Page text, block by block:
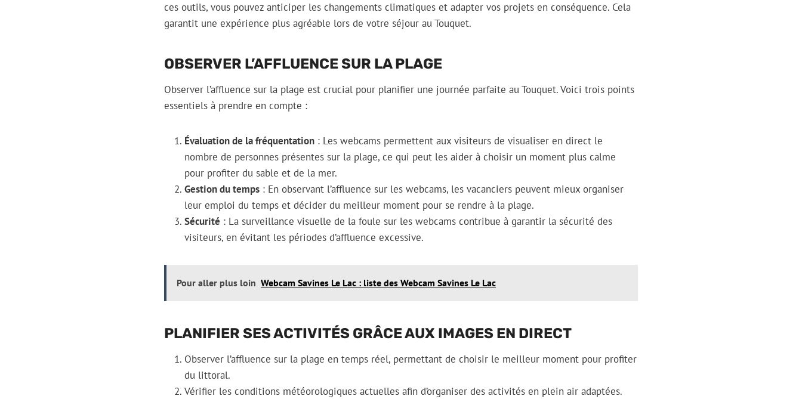
ces outils, vous pouvez anticiper les changements climatiques et adapter vos projets en conséquence. Cela
garantit une expérience plus agréable lors de votre séjour au Touquet.
OBSERVER L’AFFLUENCE SUR LA PLAGE
Observer l’affluence sur la plage est crucial pour planifier une journée parfaite au Touquet. Voici trois points
essentiels à prendre en compte :
Évaluation de la fréquentation : Les webcams permettent aux visiteurs de visualiser en direct le
nombre de personnes présentes sur la plage, ce qui peut les aider à choisir un moment plus calme
pour profiter du sable et de la mer.
Gestion du temps : En observant l’affluence sur les webcams, les vacanciers peuvent mieux organiser
leur emploi du temps et décider du meilleur moment pour se rendre à la plage.
Sécurité : La surveillance visuelle de la foule sur les webcams contribue à garantir la sécurité des
visiteurs, en évitant les périodes d’affluence excessive.
Pour aller plus loin Webcam Savines Le Lac : liste des Webcam Savines Le Lac
PLANIFIER SES ACTIVITÉS GRÂCE AUX IMAGES EN DIRECT
Observer l’affluence sur la plage en temps réel, permettant de choisir le meilleur moment pour profiter
du littoral.
Vérifier les conditions météorologiques actuelles afin d’organiser des activités en plein air adaptées.